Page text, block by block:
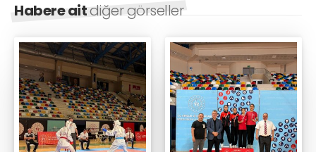
Habere aitdiğer görseller